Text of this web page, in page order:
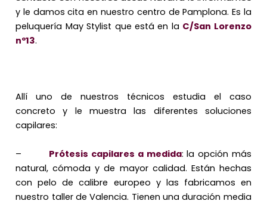
y le damos cita en nuestro centro de Pamplona. Es la
peluquería May Stylist que está en la C/San Lorenzo
nº13.
Allí uno de nuestros técnicos estudia el caso
concreto y le muestra las diferentes soluciones
capilares:
– Prótesis capilares a medida: la opción más
natural, cómoda y de mayor calidad. Están hechas
con pelo de calibre europeo y las fabricamos en
nuestro taller de Valencia. Tienen una duración media